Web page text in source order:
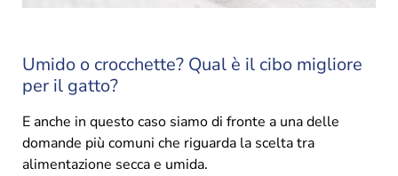
Umido o crocchette? Qual è il cibo migliore
per il gatto?
E anche in questo caso siamo di fronte a una delle
domande più comuni che riguarda la scelta tra
alimentazione secca e umida.